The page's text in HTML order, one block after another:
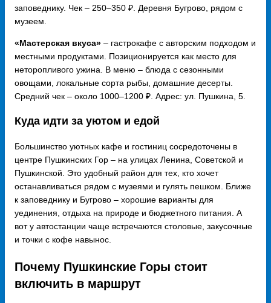
заповеднику. Чек – 250–350 ₽. Деревня Бугрово, рядом с
музеем.
«Мастерская вкуса» – гастрокафе с авторским подходом и
местными продуктами. Позиционируется как место для
неторопливого ужина. В меню – блюда с сезонными
овощами, локальные сорта рыбы, домашние десерты.
Средний чек – около 1000–1200 ₽. Адрес: ул. Пушкина, 5.
Куда идти за уютом и едой
Большинство уютных кафе и гостиниц сосредоточены в
центре Пушкинских Гор – на улицах Ленина, Советской и
Пушкинской. Это удобный район для тех, кто хочет
останавливаться рядом с музеями и гулять пешком. Ближе
к заповеднику и Бугрово – хорошие варианты для
уединения, отдыха на природе и бюджетного питания. А
вот у автостанции чаще встречаются столовые, закусочные
и точки с кофе навынос.
Почему Пушкинские Горы стоит
включить в маршрут